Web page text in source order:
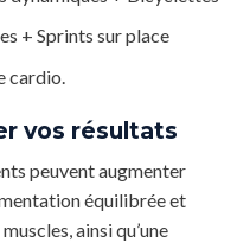
+ Sprints sur place
cardio.
vos résultats
peuvent augmenter
équilibrée et
ainsi qu’une